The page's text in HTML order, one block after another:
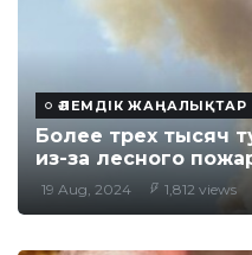
ӘЛЕМДІК ЖАҢАЛЫҚТАР
Более трех тысяч
из-за лесного
19 Aug, 2024 1,812 views